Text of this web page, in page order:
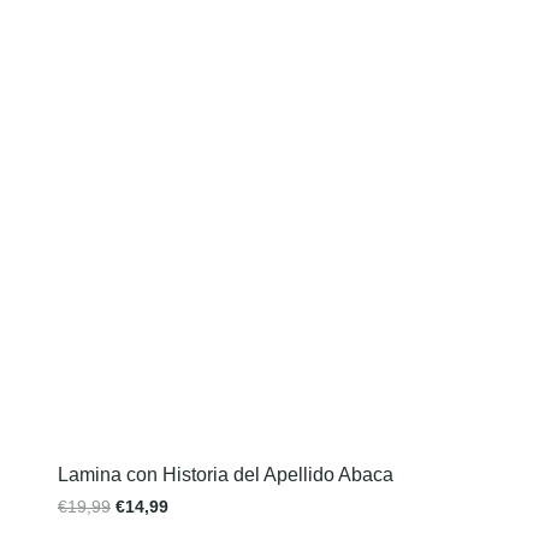
Lamina con Historia del Apellido Abaca
€19,99 €14,99